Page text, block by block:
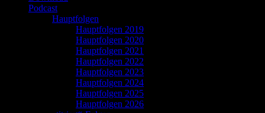
Podcast
Hauptfolgen
Hauptfolgen 2019
Hauptfolgen 2020
Hauptfolgen 2021
Hauptfolgen 2022
Hauptfolgen 2023
Hauptfolgen 2024
Hauptfolgen 2025
Hauptfolgen 2026